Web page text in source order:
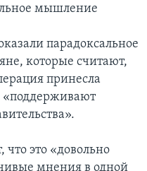
мышление
парадоксальное
которые считают,
принесла
«поддерживают
что это «довольно
мнения в одной